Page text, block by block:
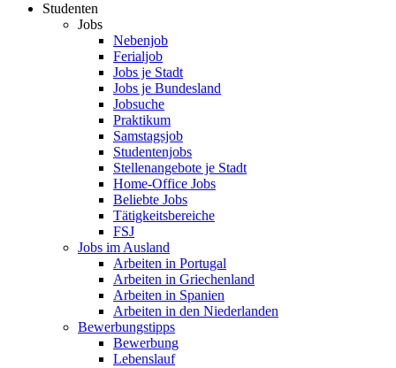
Studenten
Jobs
Nebenjob
Ferialjob
Jobs je Stadt
Jobs je Bundesland
Jobsuche
Praktikum
Samstagsjob
Studentenjobs
Stellenangebote je Stadt
Home-Office Jobs
Beliebte Jobs
Tätigkeitsbereiche
FSJ
Jobs im Ausland
Arbeiten in Portugal
Arbeiten in Griechenland
Arbeiten in Spanien
Arbeiten in den Niederlanden
Bewerbungstipps
Bewerbung
Lebenslauf